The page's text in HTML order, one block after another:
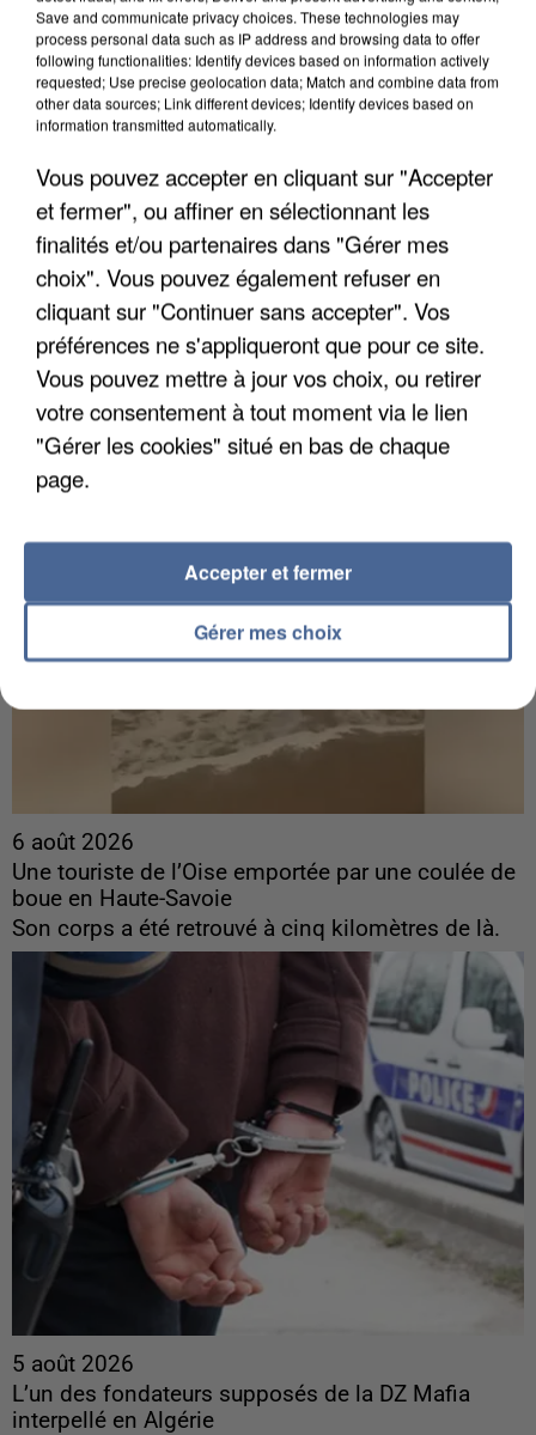
6 août 2026
Gabriel Attal et Raphaël Glucksmann visés par des
ingérences...
Sollicité, Sébastien Lecornu annonce un "travail
commun" avec les partis à la rentrée.
6 août 2026
Une touriste de l’Oise emportée par une coulée de
boue en Haute-Savoie
Son corps a été retrouvé à cinq kilomètres de là.
5 août 2026
L’un des fondateurs supposés de la DZ Mafia
interpellé en Algérie
Save and communicate privacy choices. These technologies may
process personal data such as IP address and browsing data to offer
following functionalities: Identify devices based on information actively
requested; Use precise geolocation data; Match and combine data from
other data sources; Link different devices; Identify devices based on
information transmitted automatically.
Vous pouvez accepter en cliquant sur "Accepter
et fermer", ou affiner en sélectionnant les
finalités et/ou partenaires dans "Gérer mes
choix". Vous pouvez également refuser en
cliquant sur "Continuer sans accepter". Vos
préférences ne s'appliqueront que pour ce site.
Vous pouvez mettre à jour vos choix, ou retirer
votre consentement à tout moment via le lien
"Gérer les cookies" situé en bas de chaque
page.
Gérer mes choix
Accepter et fermer